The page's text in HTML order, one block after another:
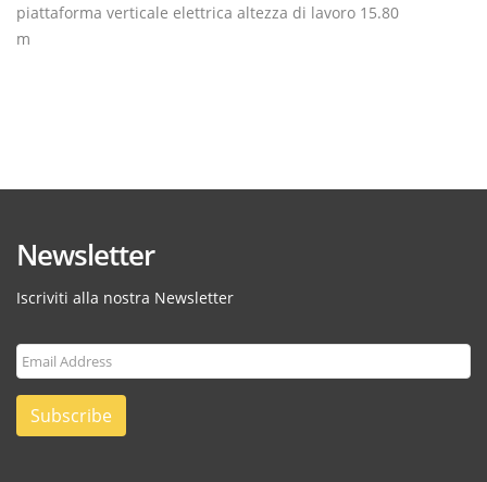
piattaforma verticale elettrica altezza di lavoro 15.80
m
Newsletter
Iscriviti alla nostra Newsletter
Subscribe